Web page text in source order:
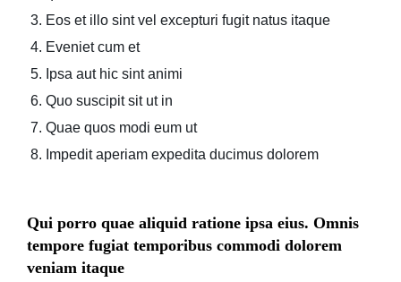
Eos et illo sint vel excepturi fugit natus itaque
Eveniet cum et
Ipsa aut hic sint animi
Quo suscipit sit ut in
Quae quos modi eum ut
Impedit aperiam expedita ducimus dolorem
Qui porro quae aliquid ratione ipsa eius. Omnis
tempore fugiat temporibus commodi dolorem
veniam itaque